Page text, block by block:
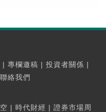
| 專欄邀稿 | 投資者關係 |
聯絡我們
| 時代財經 | 證券市場周